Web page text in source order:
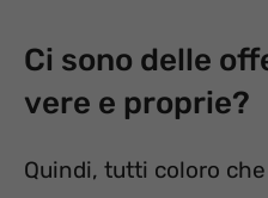
Ci sono delle
vere e proprie?
Quindi, tutti coloro